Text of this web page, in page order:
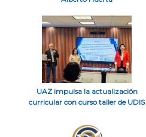
UAZ impulsa la actualización
curricular con curso taller de UDIS